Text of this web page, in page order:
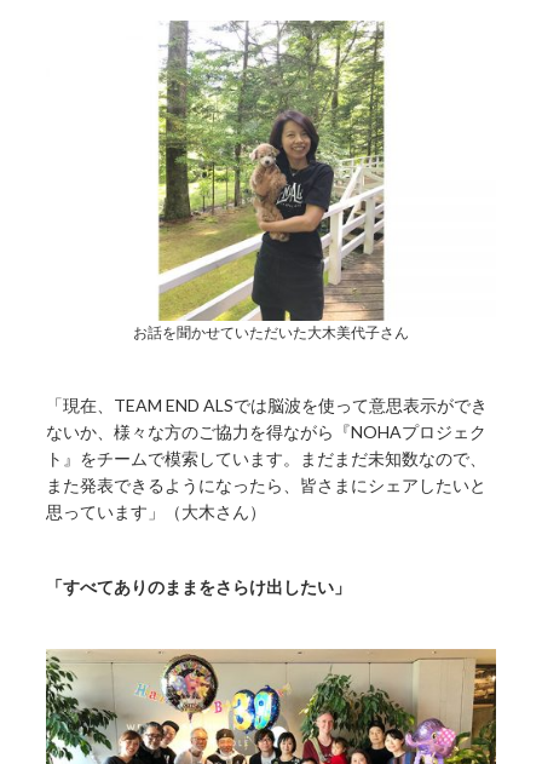
お話を聞かせていただいた大木美代子さん
「現在、TEAM END ALSでは脳波を使って意思表示ができ
ないか、様々な方のご協力を得ながら『NOHAプロジェク
ト』をチームで模索しています。まだまだ未知数なので、
また発表できるようになったら、皆さまにシェアしたいと
思っています」（大木さん）
「すべてありのままをさらけ出したい」